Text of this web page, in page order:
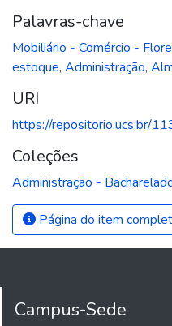
Palavras-chave
Mobiliário - Comércio -
estoque, Administração,
URI
https://repositorio.ucs.br/
Coleções
Administração -
Página do item
Campus-Sede